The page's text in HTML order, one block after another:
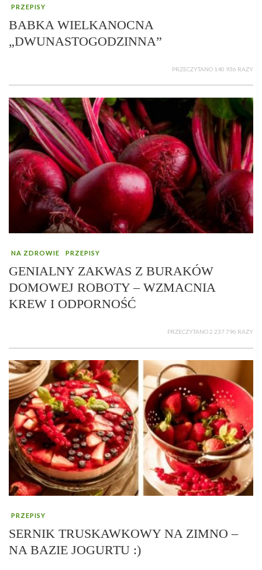
PRZEPISY
BABKA WIELKANOCNA
„DWUNASTOGODZINNA”
PRZECZYTANO 140 936 RAZY
NA ZDROWIE PRZEPISY
GENIALNY ZAKWAS Z BURAKÓW
DOMOWEJ ROBOTY – WZMACNIA
KREW I ODPORNOŚĆ
PRZECZYTANO 2 237 796 RAZY
PRZEPISY
SERNIK TRUSKAWKOWY NA ZIMNO –
NA BAZIE JOGURTU :)